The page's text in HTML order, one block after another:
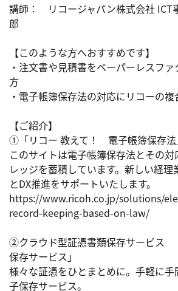
講師：　リコージャパン株式会社 ICT
郎
【このような方へおすすめです】
・注文書や見積書をペーパーレスフ
方
・電子帳簿保存法の対応にリコーの
【ご紹介】
①「リコー 教えて！　電子帳簿保存
このサイトは電子帳簿保存法とその
レッジを蓄積しています。新しい経
とDX推進をサポートいたします。
https://www.ricoh.co.jp/solutions/
record-keeping-based-on-law/
②クラウド型証憑書類保存サービス　
保存サービス」
様々な証憑をひとまとめに。手軽に
子保存サービス。